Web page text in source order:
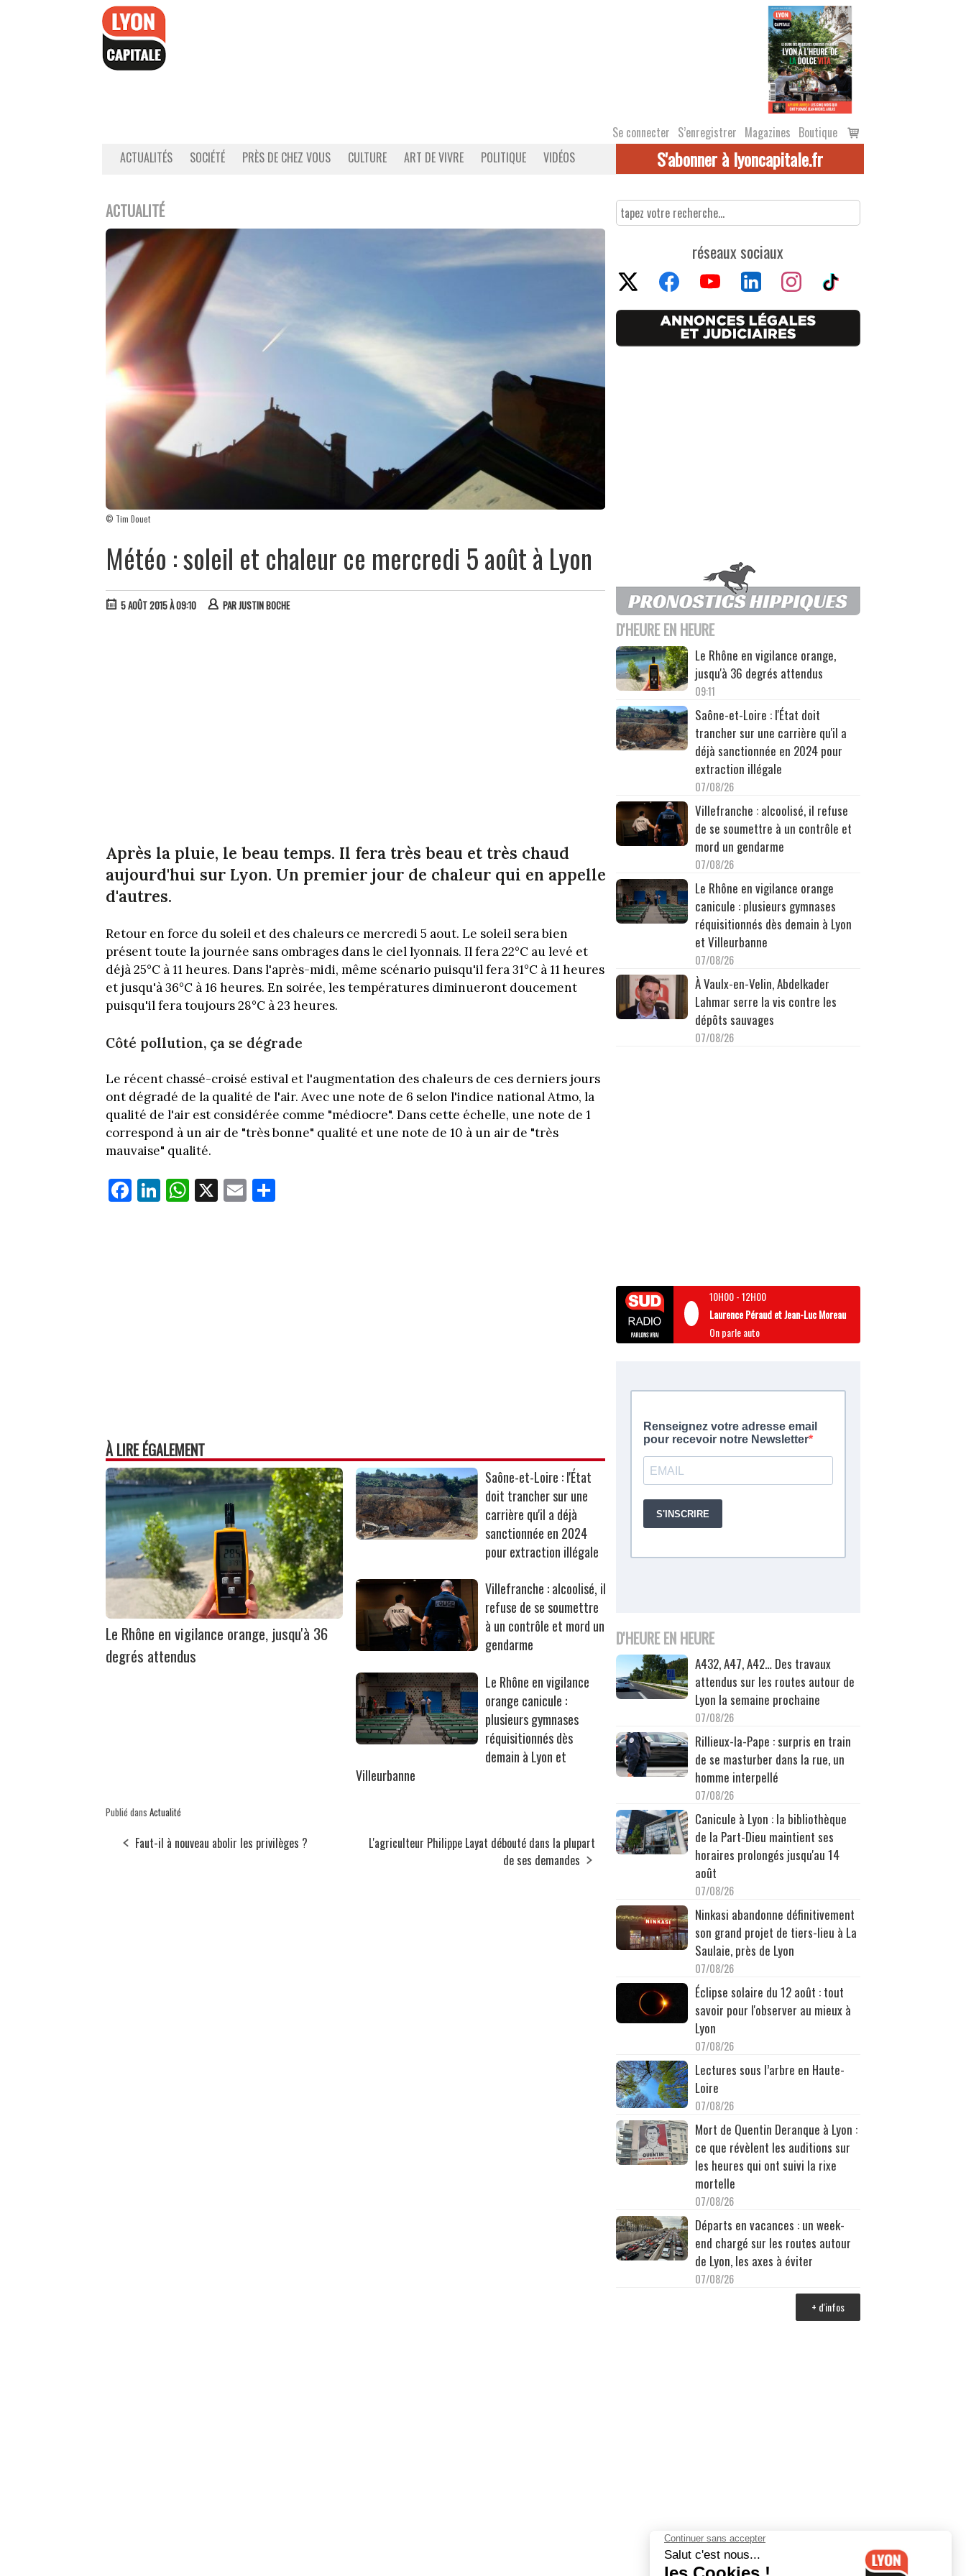
Se connecter S’enregistrer Magazines Boutique
Voir
le
ACTUALITÉS SOCIÉTÉ PRÈS DE CHEZ VOUS CULTURE ART DE VIVRE POLITIQUE VIDÉOS S'abonner à lyoncapitale.fr
ACTUALITÉ
© Tim Douet
Météo : soleil et chaleur ce mercredi 5 août à Lyon
5 AOÛT 2015 À 09:10 PARJUSTIN BOCHE
Après la pluie, le beau temps. Il fera très beau et très chaud
aujourd'hui sur Lyon. Un premier jour de chaleur qui en appelle
d'autres.
Retour en force du soleil et des chaleurs ce mercredi 5 aout. Le soleil sera bien
présent toute la journée sans ombrages dans le ciel lyonnais. Il fera 22°C au levé et
déjà 25°C à 11 heures. Dans l'après-midi, même scénario puisqu'il fera 31°C à 11 heures
et jusqu'à 36°C à 16 heures. En soirée, les températures diminueront doucement
puisqu'il fera toujours 28°C à 23 heures.
Côté pollution, ça se dégrade
Le récent chassé-croisé estival et l'augmentation des chaleurs de ces derniers jours
ont dégradé de la qualité de l'air. Avec une note de 6 selon l'indice national Atmo, la
qualité de l'air est considérée comme "médiocre". Dans cette échelle, une note de 1
correspond à un air de "très bonne" qualité et une note de 10 à un air de "très
mauvaise" qualité.
Fa
ce
Li
nk
W
ha
X E
m
À LIRE ÉGALEMENT
Le Rhône en vigilance orange, jusqu'à 36
degrés attendus
Saône-et-Loire : l'État
doit trancher sur une
carrière qu'il a déjà
sanctionnée en 2024
pour extraction illégale
Villefranche : alcoolisé, il
refuse de se soumettre
à un contrôle et mord un
gendarme
Le Rhône en vigilance
orange canicule :
plusieurs gymnases
réquisitionnés dès
demain à Lyon et
Villeurbanne
Publié dans Actualité
Faut-il à nouveau abolir les privilèges ?
L'agriculteur Philippe Layat débouté dans la plupart
de ses demandes
réseaux sociaux
D'HEURE EN HEURE
Le Rhône en vigilance orange,
jusqu'à 36 degrés attendus
09:11
Saône-et-Loire : l'État doit
trancher sur une carrière qu'il a
déjà sanctionnée en 2024 pour
extraction illégale
07/08/26
Villefranche : alcoolisé, il refuse
de se soumettre à un contrôle et
mord un gendarme
07/08/26
Le Rhône en vigilance orange
canicule : plusieurs gymnases
réquisitionnés dès demain à Lyon
et Villeurbanne
07/08/26
À Vaulx-en-Velin, Abdelkader
Lahmar serre la vis contre les
dépôts sauvages
07/08/26
10H00-12H00
Laurence Péraud et Jean-Luc Moreau
On parle auto
D'HEURE EN HEURE
A432, A47, A42… Des travaux
attendus sur les routes autour de
Lyon la semaine prochaine
07/08/26
Rillieux-la-Pape : surpris en train
de se masturber dans la rue, un
homme interpellé
07/08/26
Canicule à Lyon : la bibliothèque
de la Part-Dieu maintient ses
horaires prolongés jusqu'au 14
août
07/08/26
Ninkasi abandonne définitivement
son grand projet de tiers-lieu à La
Saulaie, près de Lyon
07/08/26
Éclipse solaire du 12 août : tout
savoir pour l'observer au mieux à
Lyon
07/08/26
Lectures sous l’arbre en Haute-
Loire
07/08/26
Mort de Quentin Deranque à Lyon :
ce que révèlent les auditions sur
les heures qui ont suivi la rixe
mortelle
07/08/26
Départs en vacances : un week-
end chargé sur les routes autour
de Lyon, les axes à éviter
07/08/26
+ d'infos